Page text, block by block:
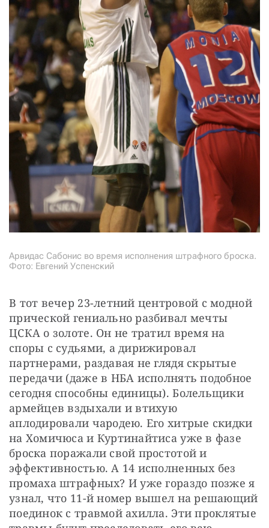
Арвидас Сабонис во время исполнения штрафного броска.
Фото: Евгений Успенский
В тот вечер 23-летний центровой с модной
прической гениально разбивал мечты
ЦСКА о золоте. Он не тратил время на
споры с судьями, а дирижировал
партнерами, раздавая не глядя скрытые
передачи (даже в НБА исполнять подобное
сегодня способны единицы). Болельщики
армейцев вздыхали и втихую
аплодировали чародею. Его хитрые скидки
на Хомичюса и Куртинайтиса уже в фазе
броска поражали свой простотой и
эффективностью. А 14 исполненных без
промаха штрафных? И уже гораздо позже я
узнал, что 11-й номер вышел на решающий
поединок с травмой ахилла. Эти проклятые